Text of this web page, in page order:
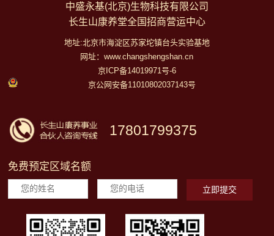
中盛永基(北京)生物科技有限公司
长生山康养堂全国招商营运中心
地址:北京市海淀区苏家坨镇台头实验基地
网址：www.changshengshan.cn
京ICP备14019971号-6
京公网安备11010802037143号
17801799375
免费预定区域名额
立即提交